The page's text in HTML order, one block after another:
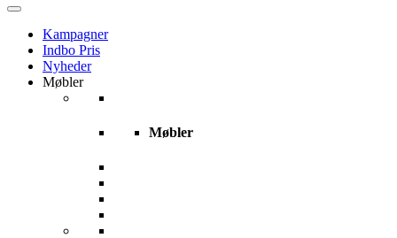
Kampagner
Indbo Pris
Nyheder
Møbler
Møbler